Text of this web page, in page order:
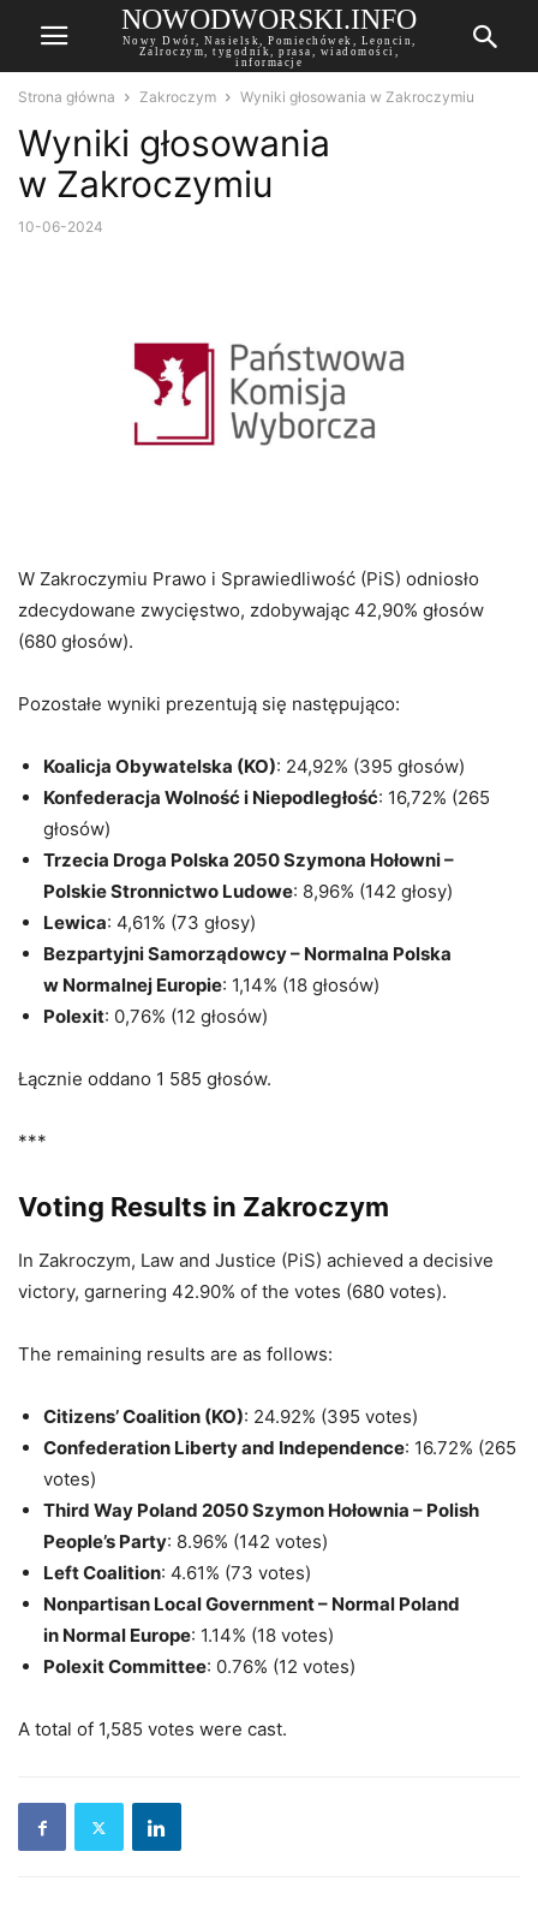
NOWODWORSKI.INFO
Nowy Dwór, Nasielsk, Pomiechówek, Leoncin,
Zalroczym, tygodnik, prasa, wiadomości,
informacje
Strona główna Zakroczym Wyniki głosowania w Zakroczymiu
Wyniki głosowania
w Zakroczymiu
10-06-2024
W Zakroczymiu Prawo i Sprawiedliwość (PiS) odniosło
zdecydowane zwycięstwo, zdobywając 42,90% głosów
(680 głosów).
Pozostałe wyniki prezentują się następująco:
Koalicja Obywatelska (KO): 24,92% (395 głosów)
Konfederacja Wolność i Niepodległość: 16,72% (265
głosów)
Trzecia Droga Polska 2050 Szymona Hołowni –
Polskie Stronnictwo Ludowe: 8,96% (142 głosy)
Lewica: 4,61% (73 głosy)
Bezpartyjni Samorządowcy – Normalna Polska
w Normalnej Europie: 1,14% (18 głosów)
Polexit: 0,76% (12 głosów)
Łącznie oddano 1 585 głosów.
***
Voting Results in Zakroczym
In Zakroczym, Law and Justice (PiS) achieved a decisive
victory, garnering 42.90% of the votes (680 votes).
The remaining results are as follows:
Citizens’ Coalition (KO): 24.92% (395 votes)
Confederation Liberty and Independence: 16.72% (265
votes)
Third Way Poland 2050 Szymon Hołownia – Polish
People’s Party: 8.96% (142 votes)
Left Coalition: 4.61% (73 votes)
Nonpartisan Local Government – Normal Poland
in Normal Europe: 1.14% (18 votes)
Polexit Committee: 0.76% (12 votes)
A total of 1,585 votes were cast.